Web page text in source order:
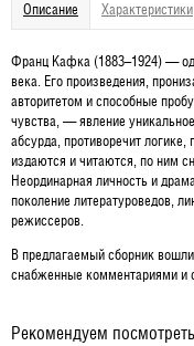
Описание Характеристики
Франц Кафка (1883–1924) —
века. Его произведения,
авторитетом и способные
чувства, — явление
абсурда, противоречит
издаются и читаются, по ним
Неординарная личность и
поколение литературоведов,
режиссеров.
В предлагаемый сборник
снабженные комментариями и
Рекомендуем посмотреть